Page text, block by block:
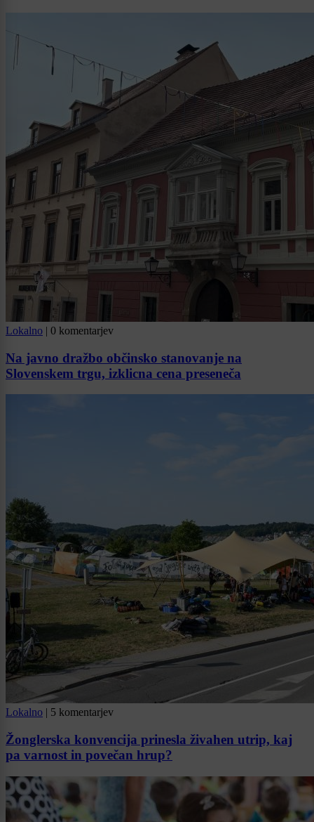
Lokalno | 0 komentarjev
Na javno dražbo občinsko stanovanje na
Slovenskem trgu, izklicna cena preseneča
Lokalno | 5 komentarjev
Žonglerska konvencija prinesla živahen utrip, kaj
pa varnost in povečan hrup?